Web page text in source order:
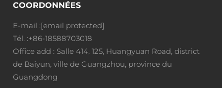
COORDONNÉES
E-mail :[email protected]
Tél. :+86-18588703018
Office add : Salle 414, 125, Huangyuan Road, district
de Baiyun, ville de Guangzhou, province du
Guangdong